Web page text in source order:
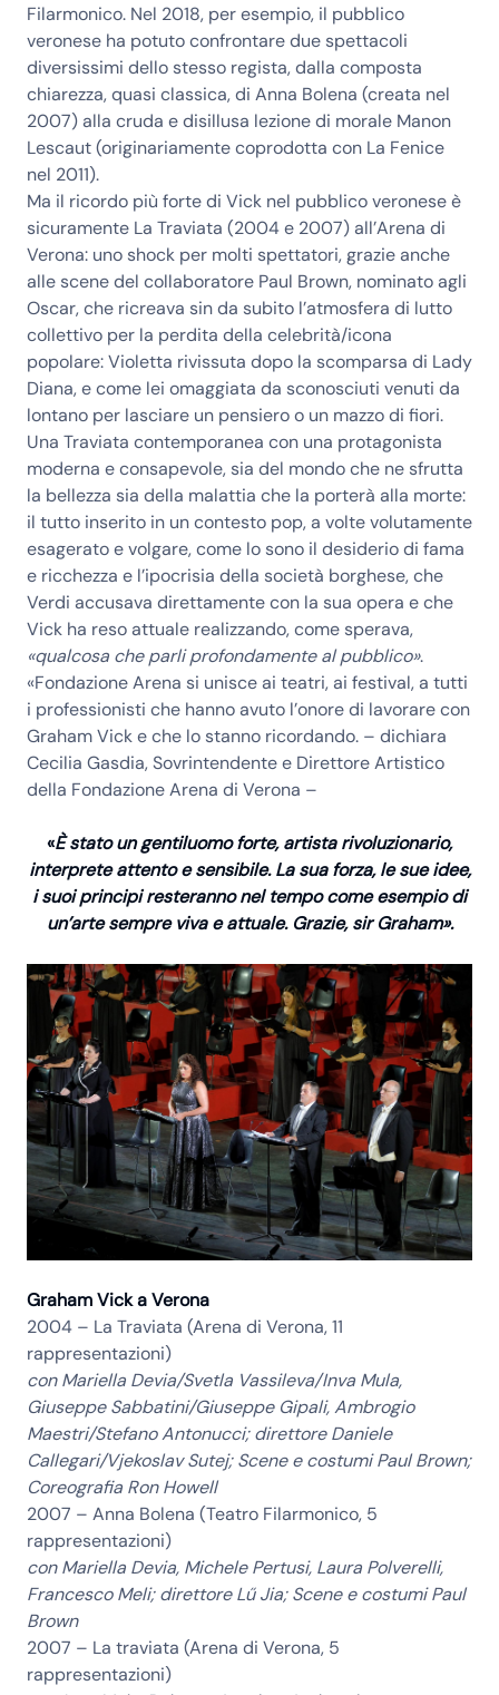
Filarmonico. Nel 2018, per esempio, il pubblico
veronese ha potuto confrontare due spettacoli
diversissimi dello stesso regista, dalla composta
chiarezza, quasi classica, di Anna Bolena (creata nel
2007) alla cruda e disillusa lezione di morale Manon
Lescaut(originariamente coprodotta con La Fenice
nel 2011).
Ma il ricordo più forte di Vick nel pubblico veronese è
sicuramente La Traviata (2004 e 2007) all’Arena di
Verona: uno shock per molti spettatori, grazie anche
alle scene del collaboratore Paul Brown, nominato agli
Oscar, che ricreava sin da subito l’atmosfera di lutto
collettivo per la perdita della celebrità/icona
popolare: Violetta rivissuta dopo la scomparsa di Lady
Diana, e come lei omaggiata da sconosciuti venuti da
lontano per lasciare un pensiero o un mazzo di fiori.
Una Traviata contemporanea con una protagonista
moderna e consapevole, sia del mondo che ne sfrutta
la bellezza sia della malattia che la porterà alla morte:
il tutto inserito in un contesto pop, a volte volutamente
esagerato e volgare, come lo sono il desiderio di fama
e ricchezza e l’ipocrisia della società borghese, che
Verdi accusava direttamente con la sua opera e che
Vick ha reso attuale realizzando, come sperava,
«qualcosa che parli profondamente al pubblico».
«Fondazione Arena si unisce ai teatri, ai festival, a tutti
i professionisti che hanno avuto l’onore di lavorare con
Graham Vick e che lo stanno ricordando. – dichiara
Cecilia Gasdia, Sovrintendente e Direttore Artistico
della Fondazione Arena di Verona –
«È stato un gentiluomo forte, artista rivoluzionario,
interprete attento e sensibile. La sua forza, le sue idee,
i suoi principi resteranno nel tempo come esempio di
un’arte sempre viva e attuale. Grazie, sir Graham».
Graham Vick a Verona
2004 – La Traviata (Arena di Verona, 11
rappresentazioni)
con Mariella Devia/Svetla Vassileva/Inva Mula,
Giuseppe Sabbatini/Giuseppe Gipali, Ambrogio
Maestri/Stefano Antonucci; direttore Daniele
Callegari/Vjekoslav Sutej; Scene e costumi Paul Brown;
Coreografia Ron Howell
2007 – Anna Bolena (Teatro Filarmonico, 5
rappresentazioni)
con Mariella Devia, Michele Pertusi, Laura Polverelli,
Francesco Meli; direttore Lű Jia; Scene e costumi Paul
Brown
2007 – La traviata (Arena di Verona, 5
rappresentazioni)